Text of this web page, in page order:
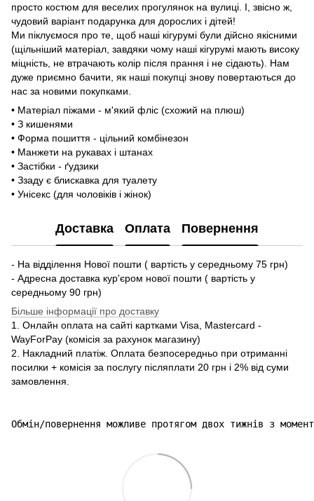
просто костюм для веселих прогулянок на вулиці. І, звісно ж,
чудовий варіант подарунка для дорослих і дітей!
Ми піклуємося про те, щоб наші кігурумі були дійсно якісними
(щільніший матеріал, завдяки чому наші кігурумі мають високу
міцність, не втрачають колір після прання і не сідають). Нам
дуже приємно бачити, як наші покупці знову повертаються до
нас за новими покупками.
• Матеріал піжами - м'який фліс (схожий на плюш)
• З кишенями
• Форма пошиття - цільний комбінезон
• Манжети на рукавах і штанах
• Застібки - ґудзики
• Ззаду є блискавка для туалету
• Унісекс (для чоловіків і жінок)
Доставка Оплата Повернення
- На відділення Нової пошти ( вартість у середньому 75 грн)
- Адресна доставка кур'єром нової пошти ( вартість у
середньому 90 грн)
Більше інформації про доставку
1. Онлайн оплата на сайті картками Visa, Mastercard -
WayForPay (комісія за рахунок магазину)
2. Накладний платіж. Оплата безпосередньо при отриманні
посилки + комісія за послугу післяплати 20 грн і 2% від суми
замовлення.
Обмін/повернення можливе протягом двох тижнів з